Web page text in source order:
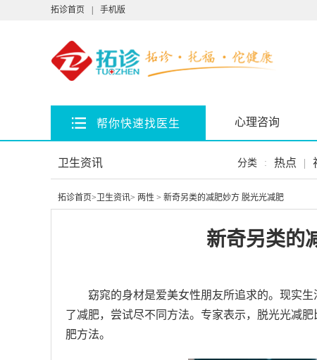
拓诊首页 手机版
帮你快速找医生 心理咨询
卫生资讯 分类 : 热点 |
拓诊首页> 卫生资讯> 两性 > 新奇另类的减肥妙方 脱光光减肥
新奇另类的
窈窕的身材是爱美女性朋友所追求的。现实
了减肥，尝试尽不同方法。专家表示，脱光光减
肥方法。